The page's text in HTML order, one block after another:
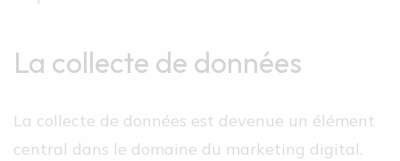
La collecte de données
La collecte de données est devenue un élément
central dans le domaine du marketing digital.